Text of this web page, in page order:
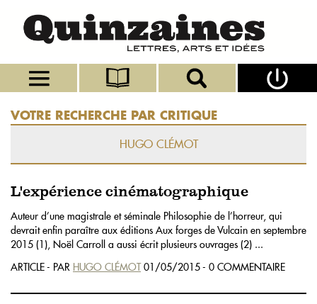
VOTRE RECHERCHE PAR CRITIQUE
HUGO CLÉMOT
L'expérience cinématographique
Auteur d’une magistrale et séminale Philosophie de l’horreur, qui
devrait enfin paraître aux éditions Aux forges de Vulcain en septembre
2015 (1), Noël Carroll a aussi écrit plusieurs ouvrages (2) ...
ARTICLE - PAR HUGO CLÉMOT01/05/2015 - 0 COMMENTAIRE